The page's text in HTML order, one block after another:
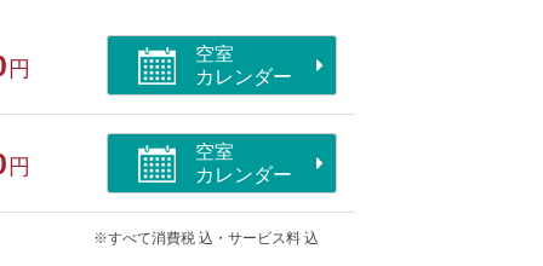
円
空室
カレンダー
円
空室
カレンダー
※すべて消費税 込・サービス料 込